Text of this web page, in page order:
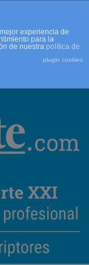
experiencia de
para la
de nuestra política de
plugin cookies